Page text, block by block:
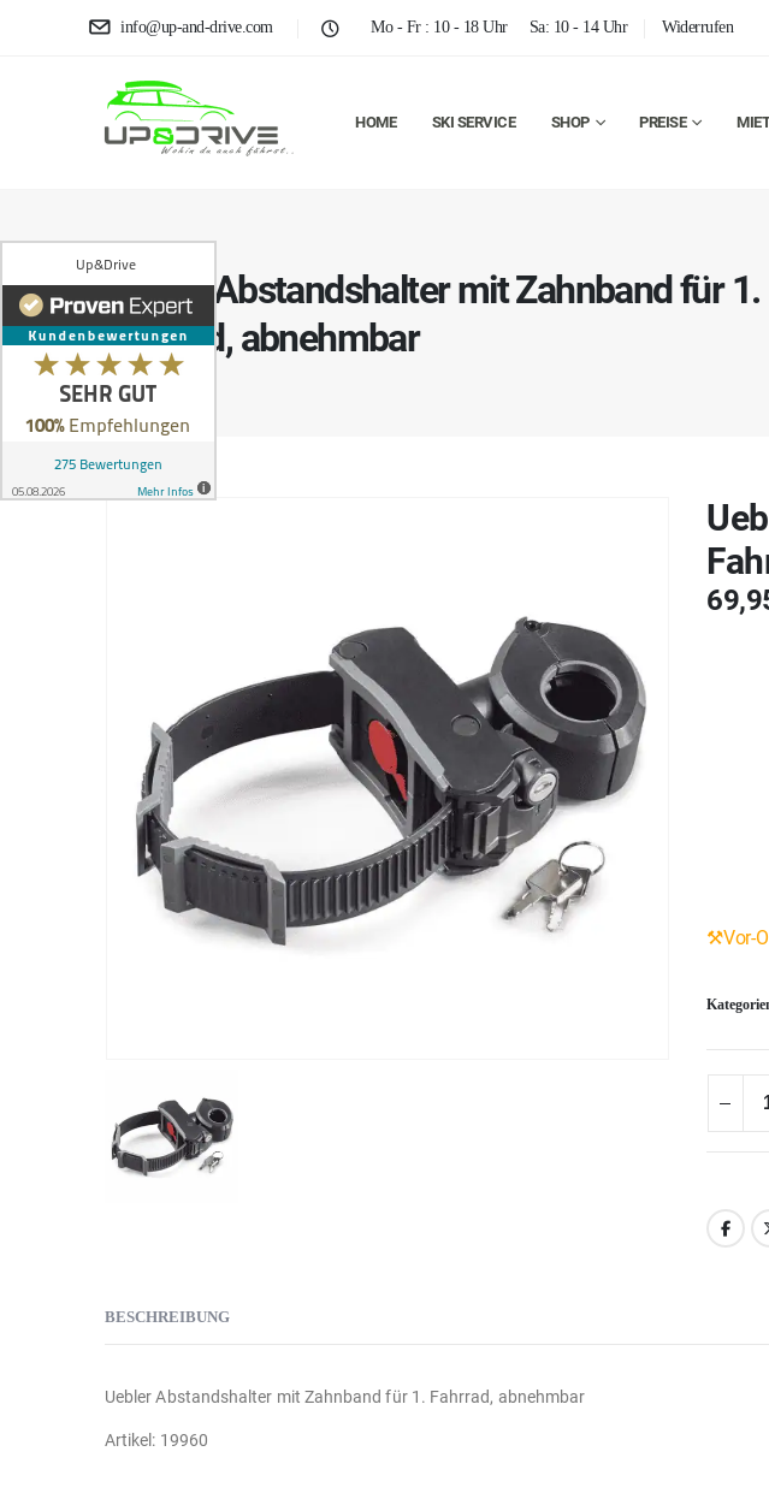
info@up-and-drive.com Mo - Fr : 10 - 18 Uhr Sa: 10 - 14 Uhr Widerrufen
HOME SKI SERVICE SHOP PREISE
Uebler Abstandshalter mit Zahnband für 1.
Fahrrad, abnehmbar
⚒Vor-
BESCHREIBUNG
Uebler Abstandshalter mit Zahnband für 1. Fahrrad, abnehmbar
Artikel: 19960